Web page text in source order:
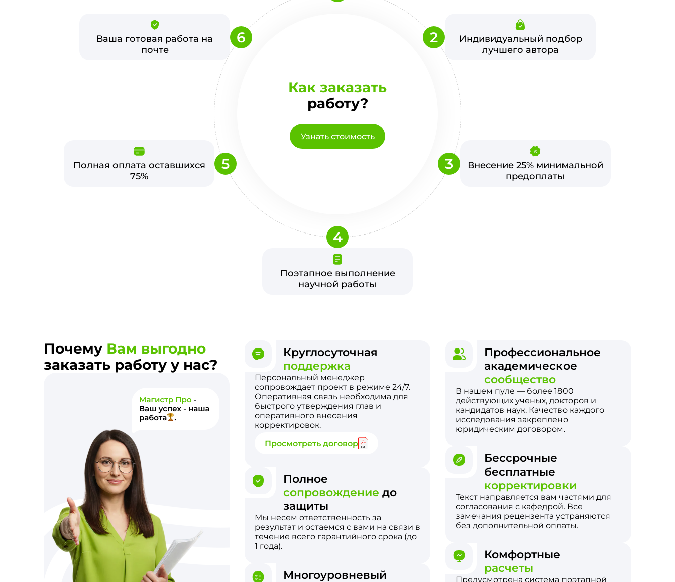
Как заказать
работу?
Узнать стоимость
Индивидуальный подбор
лучшего автора
2
Внесение 25% минимальной
предоплаты
3
Поэтапное выполнение
научной работы
4
Полная оплата оставшихся
75%
5
Ваша готовая работа на
почте
6
Почему Вам выгодно
заказать работу у нас?
Круглосуточная
поддержка
Персональный менеджер
сопровождает проект в режиме 24/7.
Оперативная связь необходима для
быстрого утверждения глав и
оперативного внесения
корректировок.
Просмотреть договор
Полное
сопровождение до
защиты
Мы несем ответственность за
результат и остаемся с вами на связи в
течение всего гарантийного срока (до
1 года).
Многоуровневый
Профессиональное
академическое
сообщество
В нашем пуле — более 1800
действующих ученых, докторов и
кандидатов наук. Качество каждого
исследования закреплено
юридическим договором.
Бессрочные
бесплатные
корректировки
Текст направляется вам частями для
согласования с кафедрой. Все
замечания рецензента устраняются
без дополнительной оплаты.
Комфортные
расчеты
Предусмотрена система поэтапной